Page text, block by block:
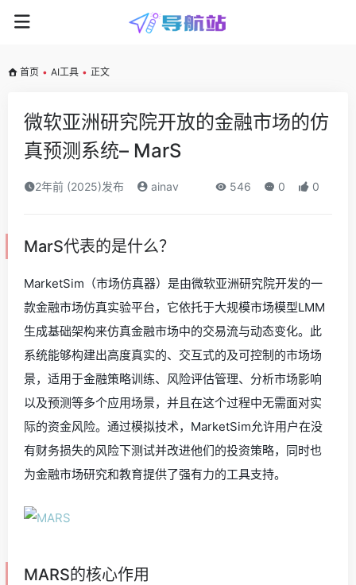
首页 • AI工具 • 正文
微软亚洲研究院开放的金融市场的仿
真预测系统– MarS
2年前 (2025)发布 ainav 546 0 0
MarS代表的是什么？
MarketSim（市场仿真器）是由微软亚洲研究院开发的一
款金融市场仿真实验平台，它依托于大规模市场模型LMM
生成基础架构来仿真金融市场中的交易流与动态变化。此
系统能够构建出高度真实的、交互式的及可控制的市场场
景，适用于金融策略训练、风险评估管理、分析市场影响
以及预测等多个应用场景，并且在这个过程中无需面对实
际的资金风险。通过模拟技术，MarketSim允许用户在没
有财务损失的风险下测试并改进他们的投资策略，同时也
为金融市场研究和教育提供了强有力的工具支持。
MARS的核心作用